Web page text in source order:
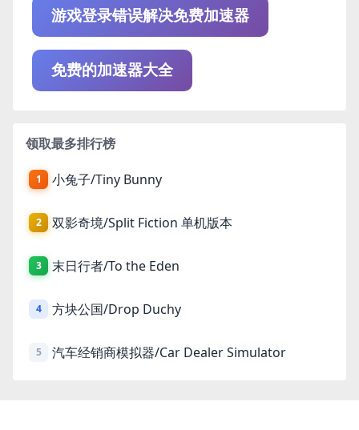
游戏登录错误解决免费加速器
免费的加速器大全
领取最多排行榜
1 小兔子/Tiny Bunny
2 双影奇境/Split Fiction 单机版本
3 末日行者/To the Eden
4 方块公国/Drop Duchy
5 汽车经销商模拟器/Car Dealer Simulator